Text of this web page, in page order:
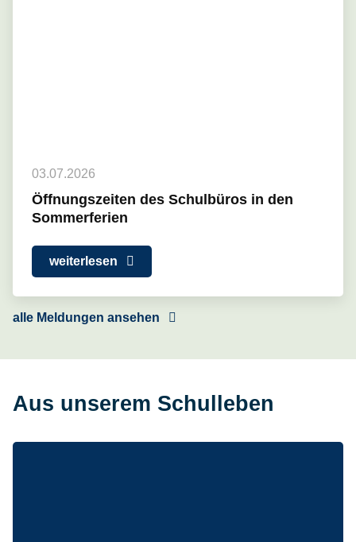
03.07.2026
Öffnungszeiten des Schulbüros in den
Sommerferien
weiterlesen
alle Meldungen ansehen
Aus unserem Schulleben